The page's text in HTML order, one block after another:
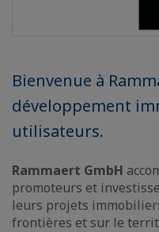
Bienvenue à
développement
utilisateurs.
Rammaert GmbH
promoteurs et
leurs projets
frontières et sur le